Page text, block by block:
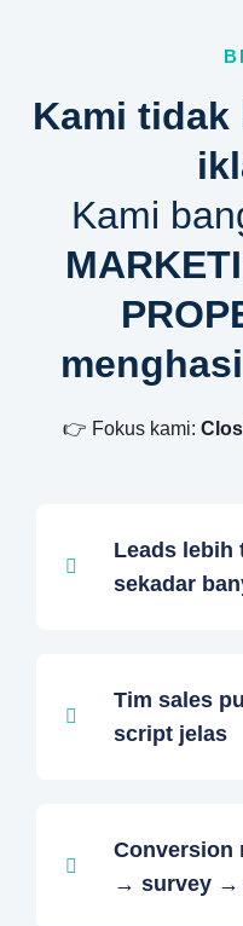
Kami tidak
Kami
👉 Fokus kami:
Leads lebih
sekadar
Tim sales
script jelas
Conversion
→ survey →